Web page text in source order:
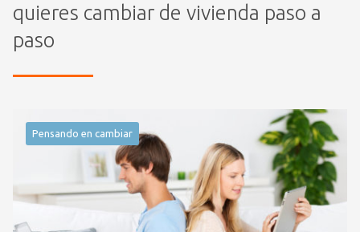
quieres cambiar de vivienda paso a
paso
Pensando en cambiar